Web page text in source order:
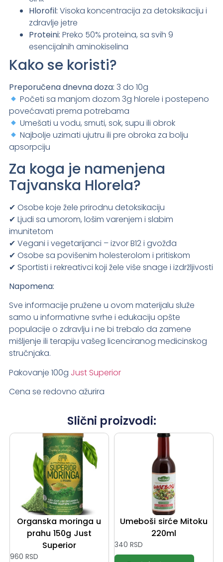
Hlorofil: Visoka koncentracija za detoksikaciju i
zdravlje jetre
Proteini: Preko 50% proteina, sa svih 9
esencijalnih aminokiselina
Kako se koristi?
Preporučena dnevna doza: 3 do 10g
Početi sa manjom dozom 3g hlorele i postepeno
povećavati prema potrebama
Umešati u vodu, smuti, sok, supu ili obrok
Najbolje uzimati ujutru ili pre obroka za bolju
apsorpciju
Za koga je namenjena
Tajvanska Hlorela?
✔ Osobe koje žele prirodnu detoksikaciju
✔ Ljudi sa umorom, lošim varenjem i slabim
imunitetom
✔ Vegani i vegetarijanci – izvor B12 i gvožđa
✔ Osobe sa povišenim holesterolom i pritiskom
✔ Sportisti i rekreativci koji žele više snage i izdržljivosti
Napomena:
Sve informacije pružene u ovom materijalu služe
samo u informativne svrhe i edukaciju opšte
populacije o zdravlju i ne bi trebalo da zamene
mišljenje ili terapiju vašeg licenciranog medicinskog
stručnjaka.
Pakovanje 100g Just Superior
Cena se redovno ažurira
Slični proizvodi:
Organska moringa u
prahu 150g Just
Superior
960 RSD
Umeboši sirće Mitoku
220ml
340 RSD